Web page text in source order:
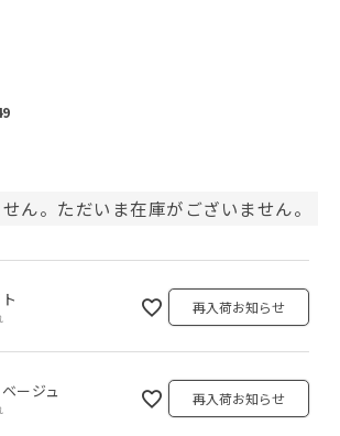
ん。ただいま在庫がございません。
再入荷お知らせ
ージュ 再入荷お知らせ